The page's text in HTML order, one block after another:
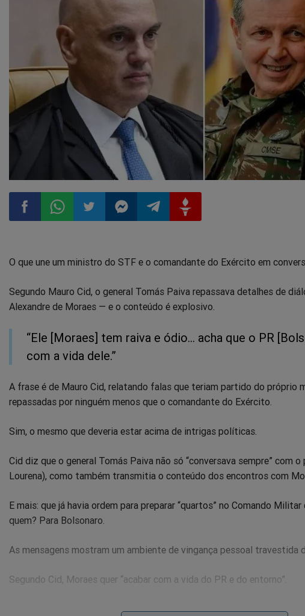
no
Facebook
no
Whatsapp
no
Twitter
no
Messenger
no
Telegram
no
Gettr
O que une um ministro do STF e o comandante do Exército em
Segundo Mauro Cid, o general Tomás Paiva repassava detalhes de
Alexandre de Moraes — e o conteúdo é explosivo.
“Ele [Moraes] tem raiva e ódio... acha que o PR
com a vida dele.”
A frase é de Mauro Cid, relatando falas que teriam partido do próprio
repassadas por ninguém menos que o comandante do Exército.
Sim, o mesmo que deveria estar acima de intrigas políticas.
Cid diz que o general Tomás Paiva não só “conversava sempre” com o
Lourena), como também transmitia o conteúdo dos encontros com
E mais: que já havia ordem para preparar “quartos” no Comando
quem? Para Bolsonaro.
As mensagens mostram um ambiente de vingança pessoal travestida
Segundo Cid, Moraes quer “acabar com a vida do PR e do entorno”.
O processo virou instrumento de vendeta. E o Exército? No mínimo,